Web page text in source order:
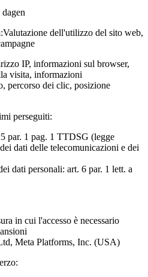
dagen
Valutazione dell'utilizzo del sito web,
IP, informazioni sul browser,
visita, informazioni
percorso dei clic, posizione
perseguiti:
par. 1 pag. 1 TTDSG (legge
dati delle telecomunicazioni e dei
dati personali: art. 6 par. 1 lett. a
in cui l'accesso è necessario
Meta Platforms, Inc. (USA)